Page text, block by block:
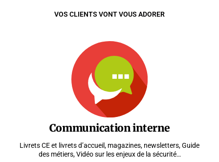
VOS CLIENTS VONT VOUS ADORER
Communication interne
Livrets CE et livrets d’accueil, magazines, newsletters, Guide
des métiers, Vidéo sur les enjeux de la sécurité…